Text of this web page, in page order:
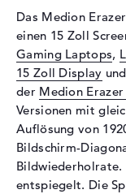
Laufwerks-Typ
Display
Display-Typ
Max. Auflösung
Auflösungstyp
Bildwiederholrate
Besonderheiten
Das Medion
einen 15 Zoll
Gaming Laptops,
15 Zoll Display und
der Medion
Versionen mit
Auflösung von
Bildschirm-
Bildwiederholrate.
entspiegelt. Die